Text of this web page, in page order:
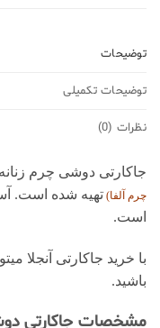
توضیحات
توضیحات تکمیلی
نظرات (0)
جاکارتی دوشی چرم زنانه
چرم آلفا) تهیه شده است.
است.
با خرید جاکارتی آنجلا
باشید.
مشخصات جاکارتی